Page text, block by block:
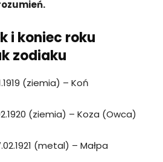
i koniec roku
zodiaku
(ziemia) – Koń
(ziemia) – Koza (Owca)
(metal) – Małpa